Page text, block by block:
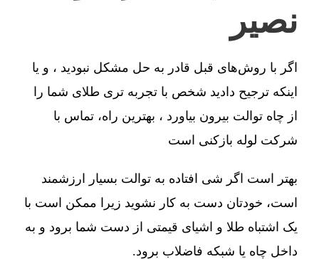
نصیر
اگر با روش‌های قبل قادر به حل مشکل نبودید ، و یا
اینکه ترجیح دادید شخص با تجربه تری طلای شما را
از چاه توالت بیرون بیاورد ، بهترین راه، تماس با
شرکت لوله بازکنی است
بهتر است اگر شی افتاده به توالت بسیار ارزشمند
است، خودتان دست به کار نشوید زیرا ممکن است با
یک اشتباه طلا و اشیای قیمتی از دست شما برود و به
داخل چاه یا شبکه فاضلاب برود.